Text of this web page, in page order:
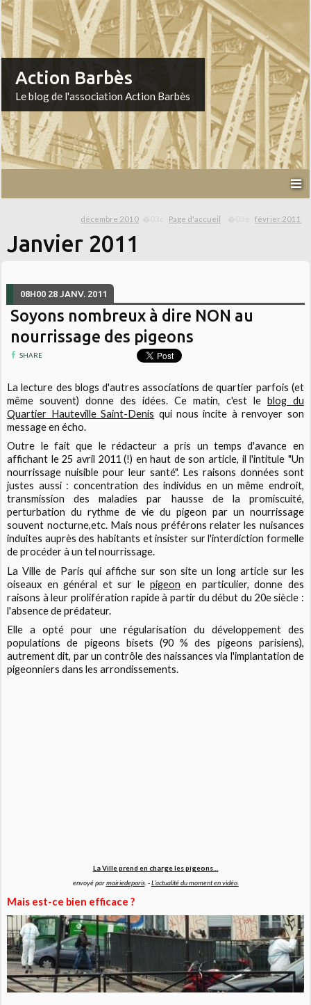
Action Barbès
Le blog de l'association Action Barbès
décembre 2010 Page d'accueil février 2011
Janvier 2011
08H00 28 JANV. 2011
Soyons nombreux à dire NON au
nourrissage des pigeons
SHARE
La lecture des blogs d'autres associations de quartier parfois (et
même souvent) donne des idées. Ce matin, c'est le blog du
Quartier Hauteville Saint-Denis qui nous incite à renvoyer son
message en écho.
Outre le fait que le rédacteur a pris un temps d'avance en
affichant le 25 avril 2011 (!) en haut de son article, il l'intitule "Un
nourrissage nuisible pour leur santé". Les raisons données sont
justes aussi : concentration des individus en un même endroit,
transmission des maladies par hausse de la promiscuité,
perturbation du rythme de vie du pigeon par un nourrissage
souvent nocturne,etc. Mais nous préférons relater les nuisances
induites auprès des habitants et insister sur l'interdiction formelle
de procéder à un tel nourrissage.
La Ville de Paris qui affiche sur son site un long article sur les
oiseaux en général et sur le pigeon en particulier, donne des
raisons à leur prolifération rapide à partir du début du 20e siècle :
l'absence de prédateur.
Elle a opté pour une régularisation du développement des
populations de pigeons bisets (90 % des pigeons parisiens),
autrement dit, par un contrôle des naissances via l'implantation de
pigeonniers dans les arrondissements.
La Ville prend en charge les pigeons…
envoyé parmairiedeparis. -L'actualité du moment en vidéo.
Mais est-ce bien efficace ?